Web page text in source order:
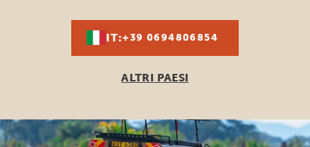
IT:+39 0694806854
ALTRI PAESI